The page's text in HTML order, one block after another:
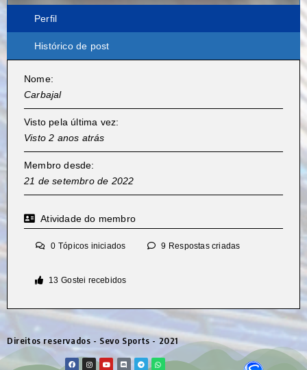
Perfil
Histórico de post
Nome:
Carbajal
Visto pela última vez:
Visto 2 anos atrás
Membro desde:
21 de setembro de 2022
Atividade do membro
0 Tópicos iniciados 9 Respostas criadas
13 Gostei recebidos
Direitos reservados - Sevo Sports - 2021